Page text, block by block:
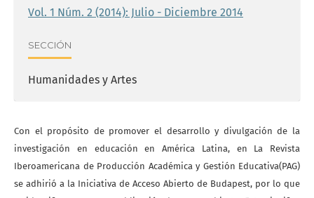
Vol. 1 Núm. 2 (2014): Julio - Diciembre 2014
SECCIÓN
Humanidades y Artes
Con el propósito de promover el desarrollo y divulgación de la
investigación en educación en América Latina, en La Revista
Iberoamericana de Producción Académica y Gestión Educativa(PAG)
se adhirió a la Iniciativa de Acceso Abierto de Budapest, por lo que